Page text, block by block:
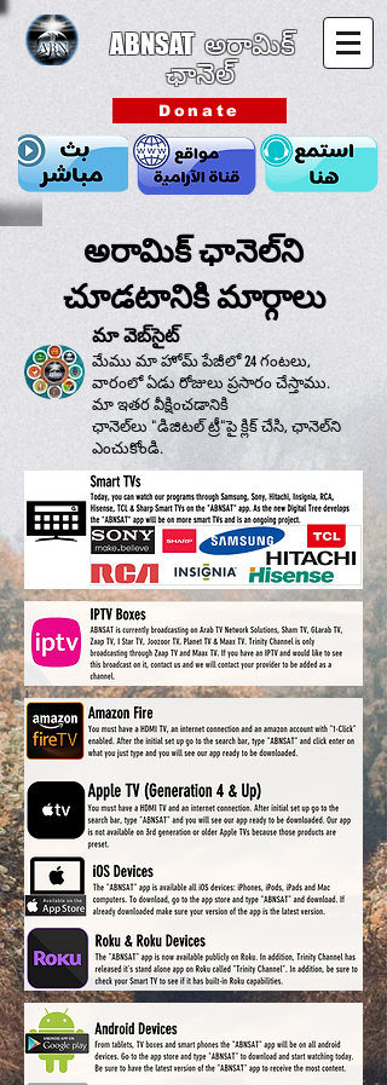
ABNSAT అరామిక్
ఛానెల్
Donate
అరామిక్ ఛానెల్‌ని
చూడటానికి మార్గాలు
మా వెబ్‌సైట్
మేము మా హోమ్ పేజీలో 24 గంటలు,
వారంలో ఏడు రోజులు ప్రసారం చేస్తాము.
మా ఇతర వీక్షించడానికి
ఛానెల్‌లు "డిజిటల్ ట్రీ"పై క్లిక్ చేసి, ఛానెల్‌ని
ఎంచుకోండి.